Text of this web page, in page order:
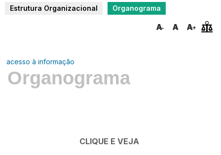
Estrutura Organizacional Organograma
acesso à informação
Organograma
CLIQUE E VEJA